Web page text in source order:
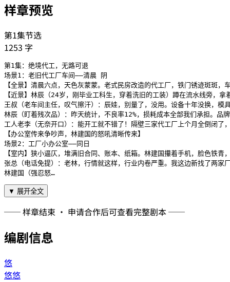
样章预览
第1集节选
1253 字
第1集：绝境代工，无路可退
场景1：老旧代工厂车间——清晨 阴
【全景】清晨六点，天色灰蒙蒙。老式民房改造的代工厂，铁门锈迹斑斑
【近景】林辰（24岁，刚毕业工科生，穿着洗旧的工装）蹲在流水线旁，
王叔（老车间主任，叹气擦汗）：辰娃，别量了，没用。设备十年没换，
林辰（盯着残次品）：昨天统计，不良率12%，损耗成本全部我们承担。品
工人老李（无奈开口）：能开工就不错了！隔壁三家代工厂上个月全倒闭了
【办公室传来争吵声，林建国的怒吼清晰传来】
场景2：工厂小办公室——同日
【室内】狭小逼仄，堆满旧合同、账本、纸箱。林建国攥着手机，脸色铁
张总（电话免提）：老林，行情就这样，行业内卷严重。我这边新找了两
林建国（强忍怒…
▼ 展开全文
── 样章结束 · 申请合作后可查看完整剧本 ──
编剧信息
悠
悠悠